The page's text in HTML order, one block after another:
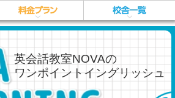
英会話教室NOVAの
ワンポイントイングリッシュ